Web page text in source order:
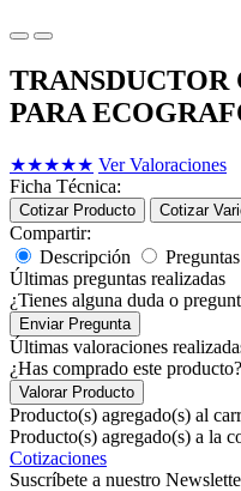
TRANSDUCTOR
PARA
★★★★★ Ver Valoraciones
Ficha Técnica:
Cotizar Producto Cotizar
Compartir:
Descripción
Preguntas
Últimas preguntas realizadas
¿Tienes alguna duda o
Enviar Pregunta
Últimas valoraciones
¿Has comprado este producto?
Valorar Producto
Producto(s) agregado(s) al
Producto(s) agregado(s) a la
Cotizaciones
Suscríbete a nuestro